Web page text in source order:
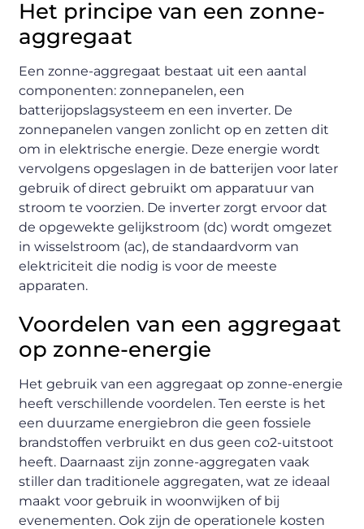
Het principe van een zonne-
aggregaat
Een zonne-aggregaat bestaat uit een aantal
componenten: zonnepanelen, een
batterijopslagsysteem en een inverter. De
zonnepanelen vangen zonlicht op en zetten dit
om in elektrische energie. Deze energie wordt
vervolgens opgeslagen in de batterijen voor later
gebruik of direct gebruikt om apparatuur van
stroom te voorzien. De inverter zorgt ervoor dat
de opgewekte gelijkstroom (dc) wordt omgezet
in wisselstroom (ac), de standaardvorm van
elektriciteit die nodig is voor de meeste
apparaten.
Voordelen van een aggregaat
op zonne-energie
Het gebruik van een aggregaat op zonne-energie
heeft verschillende voordelen. Ten eerste is het
een duurzame energiebron die geen fossiele
brandstoffen verbruikt en dus geen co2-uitstoot
heeft. Daarnaast zijn zonne-aggregaten vaak
stiller dan traditionele aggregaten, wat ze ideaal
maakt voor gebruik in woonwijken of bij
evenementen. Ook zijn de operationele kosten